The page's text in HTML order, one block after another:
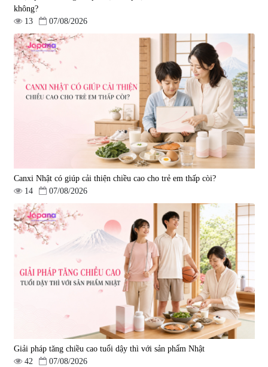
Viên uống bổ gan Ribeto Shoji
Hepaclean 60 viên
690.000 đ
Viên uống hỗ trợ cải thiện thoát
vị đĩa đệm Kyoto Has 30 viên
|14.560
1.600.000 đ
Sleepy Nhật Bản 80 viên
580.000 đ
điều trị đột quỵ Biken Kinase
Gold 60 viên
0
1.570.000 đ
không?
13
07/08/2026
Canxi Nhật có giúp cải thiện chiều cao cho trẻ em thấp còi?
14
07/08/2026
Giải pháp tăng chiều cao tuổi dậy thì với sản phẩm Nhật
42
07/08/2026